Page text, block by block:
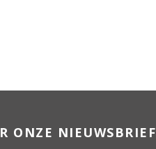
ONZE NIEUWSBRIEF